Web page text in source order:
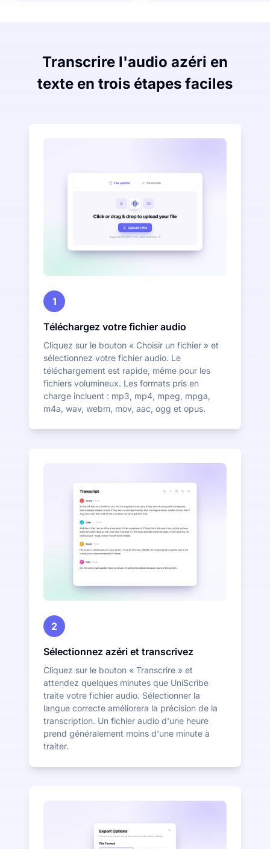
Transcrire l'audio azéri en
texte en trois étapes faciles
1
Téléchargez votre fichier audio
Cliquez sur le bouton « Choisir un fichier » et
sélectionnez votre fichier audio. Le
téléchargement est rapide, même pour les
fichiers volumineux. Les formats pris en
charge incluent : mp3, mp4, mpeg, mpga,
m4a, wav, webm, mov, aac, ogg et opus.
2
Sélectionnez azéri et transcrivez
Cliquez sur le bouton « Transcrire » et
attendez quelques minutes que UniScribe
traite votre fichier audio. Sélectionner la
langue correcte améliorera la précision de la
transcription. Un fichier audio d'une heure
prend généralement moins d'une minute à
traiter.